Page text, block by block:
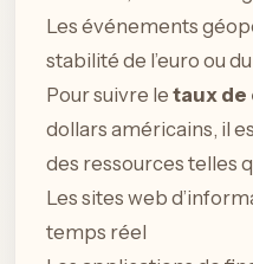
Les événements
stabilité de l’euro ou
Pour suivre le taux de
dollars américains, il
des ressources telles
Les sites web
temps réel